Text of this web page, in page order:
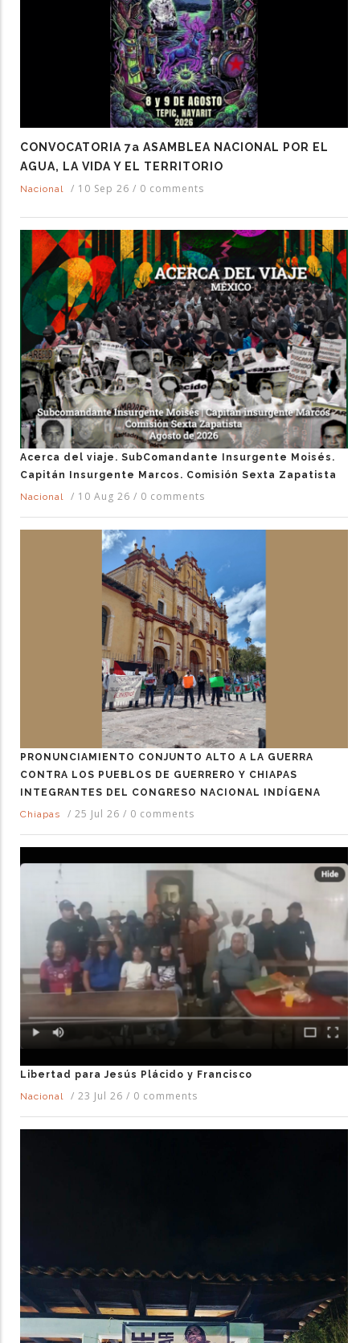
CONVOCATORIA 7a ASAMBLEA NACIONAL POR EL
AGUA, LA VIDA Y EL TERRITORIO
Nacional / 10 Sep 26 / 0 comments
Acerca del viaje. SubComandante Insurgente Moisés.
Capitán Insurgente Marcos. Comisión Sexta Zapatista
Nacional
/ 10 Aug 26 / 0 comments
PRONUNCIAMIENTO CONJUNTO ALTO A LA GUERRA
CONTRA LOS PUEBLOS DE GUERRERO Y CHIAPAS
INTEGRANTES DEL CONGRESO NACIONAL INDÍGENA
Chiapas
/ 25 Jul 26 / 0 comments
Libertad para Jesús Plácido y Francisco
Nacional
/ 23 Jul 26 / 0 comments